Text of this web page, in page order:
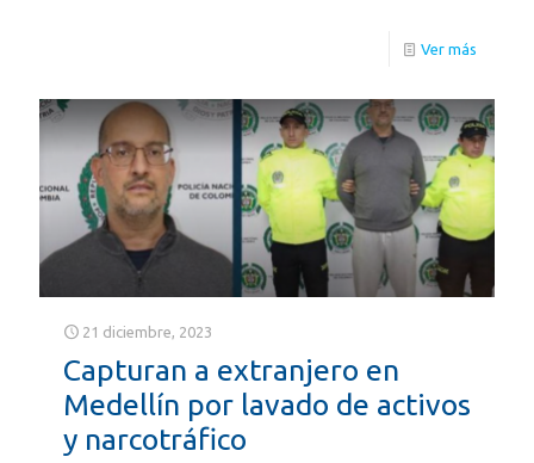
Ver más
21 diciembre, 2023
Capturan a extranjero en
Medellín por lavado de activos
y narcotráfico